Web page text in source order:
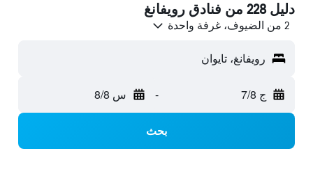
دليل 228 من فنادق رويفانغ
2 من الضيوف، غرفة واحدة
رويفانغ، تايوان
ج 7/8 - س 8/8
بحث